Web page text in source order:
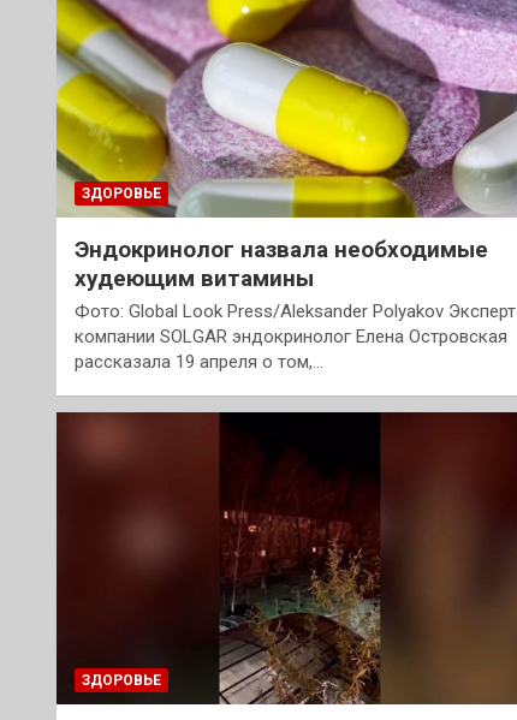
ЗДОРОВЬЕ
Эндокринолог назвала необходимые
худеющим витамины
Фото: Global Look Press/Aleksander Polyakov Эксперт
компании SOLGAR эндокринолог Елена Островская
рассказала 19 апреля о том,…
ЗДОРОВЬЕ